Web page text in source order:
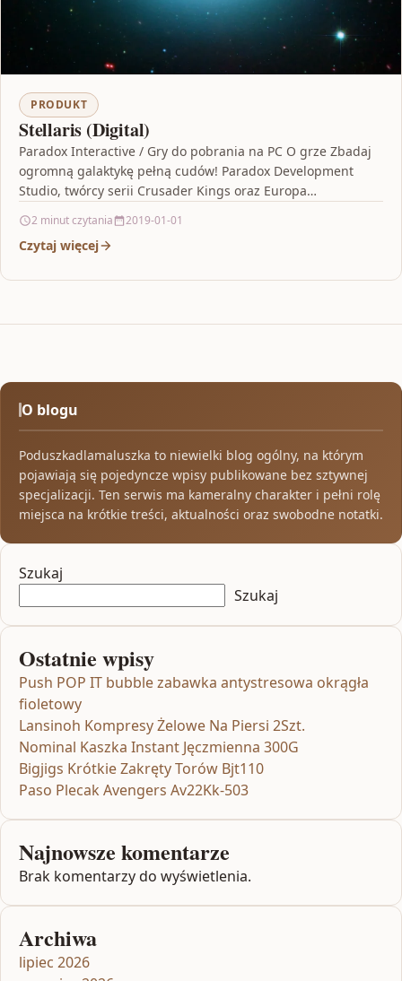
PRODUKT
Stellaris (Digital)
Paradox Interactive / Gry do pobrania na PC O grze Zbadaj
ogromną galaktykę pełną cudów! Paradox Development
Studio, twórcy serii Crusader Kings oraz Europa…
2 minut czytania 2019-01-01
Czytaj więcej
O blogu
Poduszkadlamaluszka to niewielki blog ogólny, na którym
pojawiają się pojedyncze wpisy publikowane bez sztywnej
specjalizacji. Ten serwis ma kameralny charakter i pełni rolę
miejsca na krótkie treści, aktualności oraz swobodne notatki.
Szukaj
Szukaj
Ostatnie wpisy
Push POP IT bubble zabawka antystresowa okrągła
fioletowy
Lansinoh Kompresy Żelowe Na Piersi 2Szt.
Nominal Kaszka Instant Jęczmienna 300G
Bigjigs Krótkie Zakręty Torów Bjt110
Paso Plecak Avengers Av22Kk-503
Najnowsze komentarze
Brak komentarzy do wyświetlenia.
Archiwa
lipiec 2026